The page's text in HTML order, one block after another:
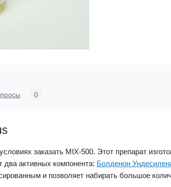
0
заказать MIX-500. Этот препарат
два активных компонента: Болденон
и позволяет набирать большое